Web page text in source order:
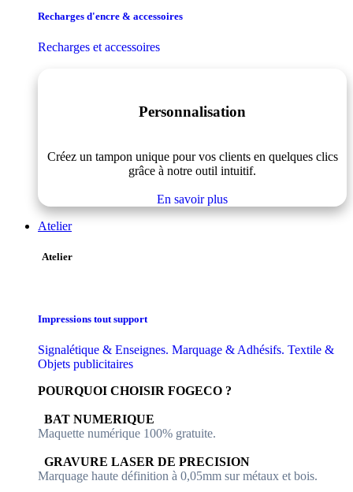
Recharges d'encre & accessoires
Recharges et accessoires
Personnalisation
Créez un tampon unique pour vos clients en quelques clics
grâce à notre outil intuitif.
En savoir plus
Atelier
Atelier
Impressions tout support
Signalétique & Enseignes. Marquage & Adhésifs. Textile &
Objets publicitaires
POURQUOI CHOISIR FOGECO ?
​​ BAT NUMERIQUE
Maquette numérique 100% ​gratuite.
​GRAVURE LASER DE PRECISION
Marquage haute définition à 0,05mm sur métaux et bois.